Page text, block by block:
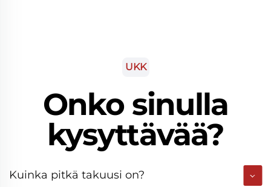
UKK
Onko sinulla
kysyttävää?
Kuinka pitkä takuusi on?